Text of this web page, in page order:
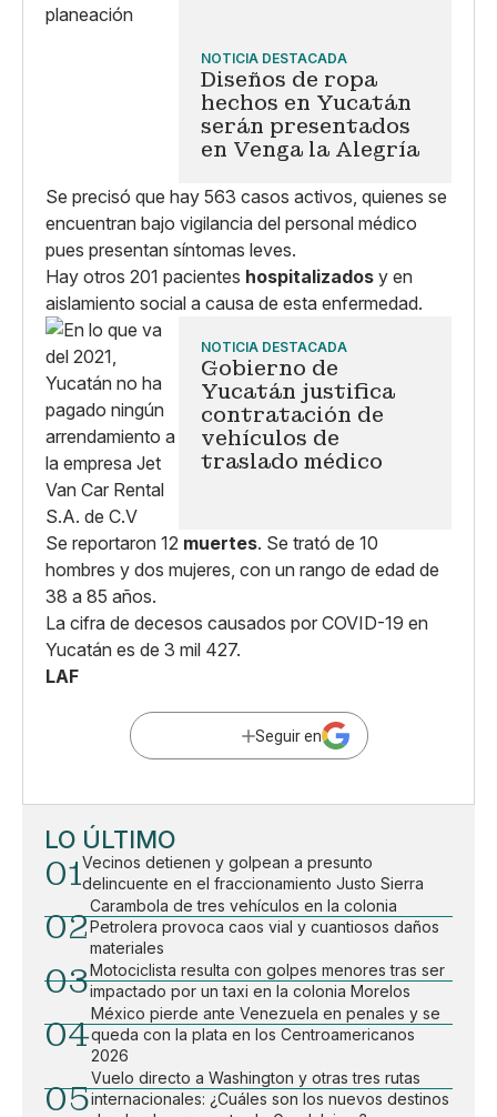
NOTICIA DESTACADA
Diseños de ropa
hechos en Yucatán
serán presentados
en Venga la Alegría
Se precisó que hay 563 casos activos, quienes se
encuentran bajo vigilancia del personal médico
pues presentan síntomas leves.
Hay otros 201 pacientes hospitalizados y en
aislamiento social a causa de esta enfermedad.
NOTICIA DESTACADA
Gobierno de
Yucatán justifica
contratación de
vehículos de
traslado médico
Se reportaron 12 muertes. Se trató de 10
hombres y dos mujeres, con un rango de edad de
38 a 85 años.
La cifra de decesos causados por COVID-19 en
Yucatán es de 3 mil 427.
LAF
Seguir en
LO ÚLTIMO
01Vecinos detienen y golpean a presunto
delincuente en el fraccionamiento Justo Sierra
02
Carambola de tres vehículos en la colonia
Petrolera provoca caos vial y cuantiosos daños
materiales
03Motociclista resulta con golpes menores tras ser
impactado por un taxi en la colonia Morelos
04
México pierde ante Venezuela en penales y se
queda con la plata en los Centroamericanos
2026
05
Vuelo directo a Washington y otras tres rutas
internacionales: ¿Cuáles son los nuevos destinos